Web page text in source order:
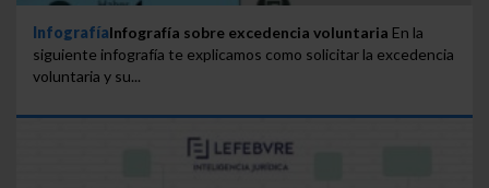
InfografíaInfografía sobre excedencia voluntaria En la
siguiente infografía te explicamos como solicitar la excedencia
voluntaria y su...